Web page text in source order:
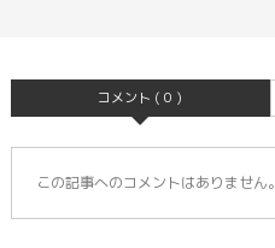
コメント ( 0 )
この記事へのコメントはありません。